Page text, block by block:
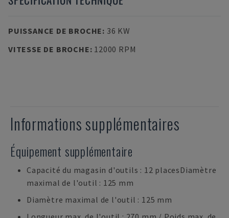
PUISSANCE DE BROCHE: 36 KW
VITESSE DE BROCHE: 12000 RPM
Informations supplémentaires
Équipement supplémentaire
Capacité du magasin d'outils : 12 placesDiamètre
maximal de l'outil : 125 mm
Diamètre maximal de l'outil : 125 mm